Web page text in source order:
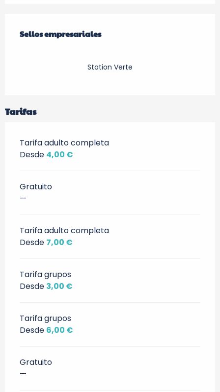
Sellos empresariales
Sellos empresariales
Station Verte
Tarifas
Tarifa adulto completa
Desde 4,00 €
Gratuito
—
Tarifa adulto completa
Desde 7,00 €
Tarifa grupos
Desde 3,00 €
Tarifa grupos
Desde 6,00 €
Gratuito
—